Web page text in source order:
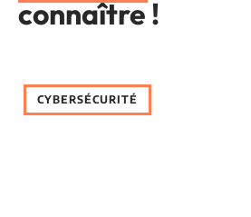
connaître !
CYBERSÉCURITÉ